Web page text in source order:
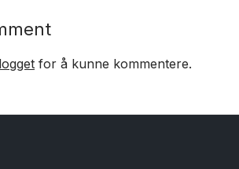
for å kunne kommentere.